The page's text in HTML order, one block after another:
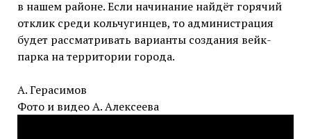
в нашем районе. Если начинание найдёт горячий
отклик среди кольчугинцев, то администрация
будет рассматривать варианты создания вейк-
парка на территории города.
А. Герасимов
Фото и видео А. Алексеева